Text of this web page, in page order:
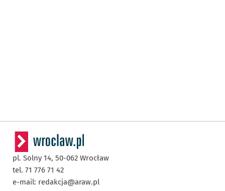
pl. Solny 14, 50-062 Wrocław
tel. 71 776 71 42
e-mail: redakcja@araw.pl